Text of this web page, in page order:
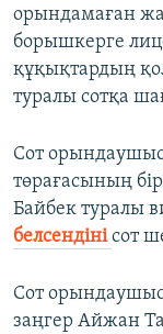
орындамаған
борышкерге
құқықтардың
туралы сотқа
Сот
төрағасының
Байбек туралы
белсендінісот
Сот
заңгер Айжан